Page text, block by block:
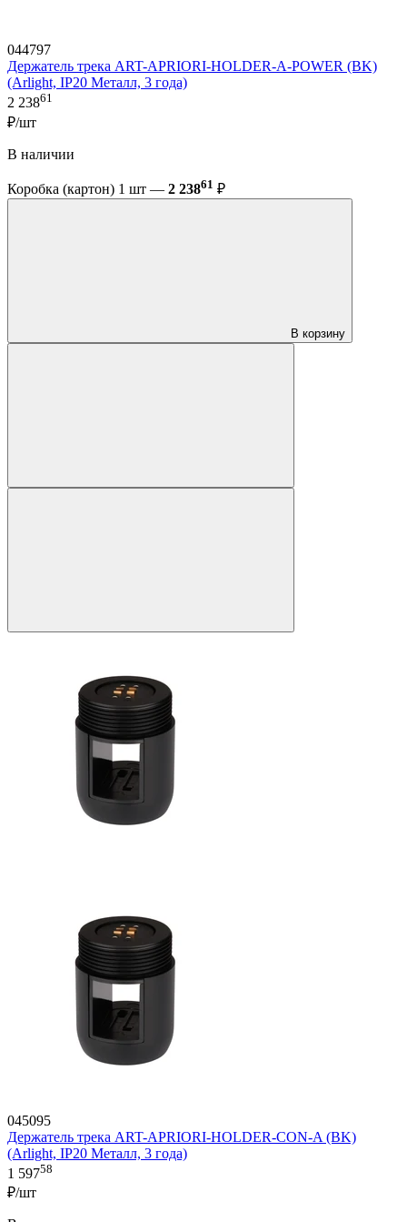
044797
Держатель трека ART-APRIORI-HOLDER-A-POWER (BK)
(Arlight, IP20 Металл, 3 года)
2 23861
₽/шт
В наличии
Коробка (картон) 1 шт — 2 23861 ₽
В корзину
045095
Держатель трека ART-APRIORI-HOLDER-CON-A (BK)
(Arlight, IP20 Металл, 3 года)
1 59758
₽/шт